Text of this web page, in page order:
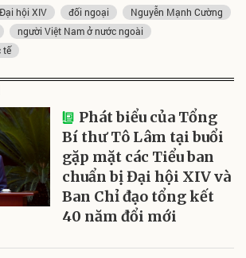
Đại hội XIV đối ngoại
Nguyễn Mạnh Cường
người Việt Nam ở nước ngoài
tế
Phát biểu của Tổng
Bí thư Tô Lâm tại buổi
gặp mặt các Tiểu ban
chuẩn bị Đại hội XIV và
Ban Chỉ đạo tổng kết
40 năm đổi mới